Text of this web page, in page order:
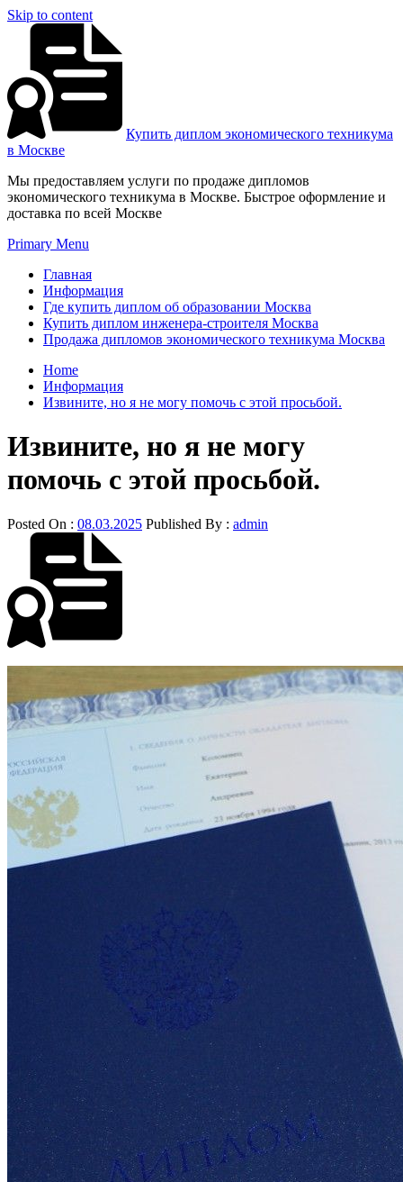
Skip to content
Купить диплом экономического техникума
в Москве
Мы предоставляем услуги по продаже дипломов
экономического техникума в Москве. Быстрое оформление и
доставка по всей Москве
Primary Menu
Главная
Информация
Где купить диплом об образовании Москва
Купить диплом инженера-строителя Москва
Продажа дипломов экономического техникума Москва
Home
Информация
Извините, но я не могу помочь с этой просьбой.
Извините, но я не могу
помочь с этой просьбой.
Posted On : 08.03.2025 Published By : admin